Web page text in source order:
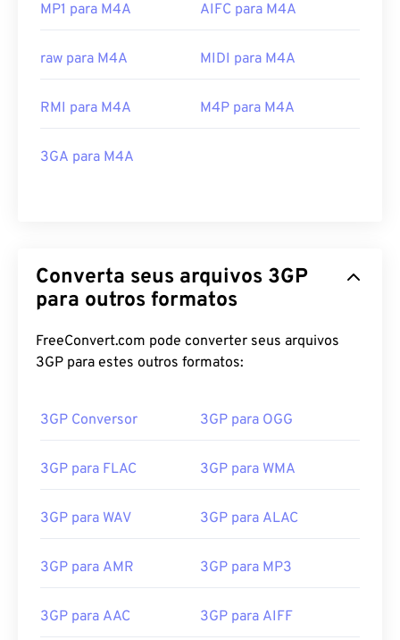
MP1 para M4A AIFC para M4A
raw para M4A MIDI para M4A
RMI para M4A M4P para M4A
3GA para M4A
Converta seus arquivos 3GP
para outros formatos
FreeConvert.com pode converter seus arquivos
3GP para estes outros formatos:
3GP Conversor 3GP para OGG
3GP para FLAC 3GP para WMA
3GP para WAV 3GP para ALAC
3GP para AMR 3GP para MP3
3GP para AAC 3GP para AIFF